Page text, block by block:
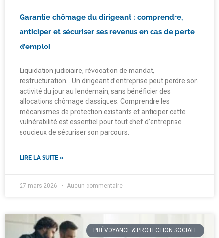
Garantie chômage du dirigeant : comprendre,
anticiper et sécuriser ses revenus en cas de perte
d’emploi
Liquidation judiciaire, révocation de mandat,
restructuration… Un dirigeant d’entreprise peut perdre son
activité du jour au lendemain, sans bénéficier des
allocations chômage classiques. Comprendre les
mécanismes de protection existants et anticiper cette
vulnérabilité est essentiel pour tout chef d’entreprise
soucieux de sécuriser son parcours.
LIRE LA SUITE »
27 mars 2026 Aucun commentaire
PRÉVOYANCE & PROTECTION SOCIALE